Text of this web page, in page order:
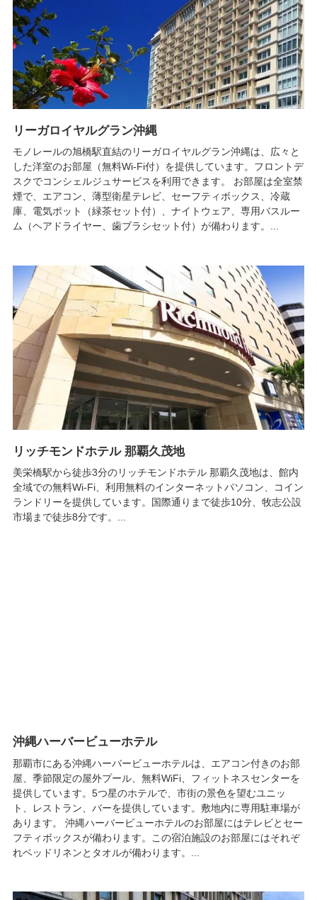
リーガロイヤルグラン沖縄
モノレールの旭橋駅直結のリーガロイヤルグラン沖縄は、広々と
した洋室のお部屋（無料Wi-Fi付）を提供しています。フロントデ
スクでコンシェルジュサービスを利用できます。 お部屋は全室禁
煙で、エアコン、薄型衛星テレビ、セーフティボックス、冷蔵
庫、電気ポット（緑茶セット付）、ナイトウェア、専用バスルー
ム（ヘアドライヤー、歯ブラシセット付）が備わります。...
リッチモンドホテル 那覇久茂地
美栄橋駅から徒歩3分のリッチモンドホテル 那覇久茂地は、館内
全域での無料Wi-Fi、利用無料のインターネットパソコン、コイン
ランドリーを提供しています。国際通りまで徒歩10分、牧志公設
市場まで徒歩8分です。...
沖縄ハーバービューホテル
那覇市にある沖縄ハーバービューホテルは、エアコン付きのお部
屋、季節限定の屋外プール、無料WiFi、フィットネスセンターを
提供しています。5つ星のホテルで、市街の景色を望むユニッ
ト、レストラン、バーを提供しています。敷地内に専用駐車場が
あります。 沖縄ハーバービューホテルのお部屋にはテレビとセー
フティボックスが備わります。この宿泊施設のお部屋にはそれぞ
れベッドリネンとタオルが備わります。...